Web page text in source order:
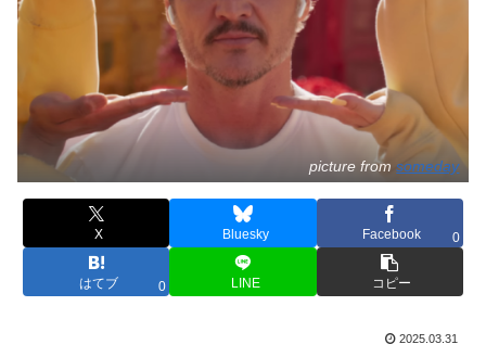
picture fromsomeday
X Bluesky Facebook 0
はてブ 0 LINE コピー
2025.03.31